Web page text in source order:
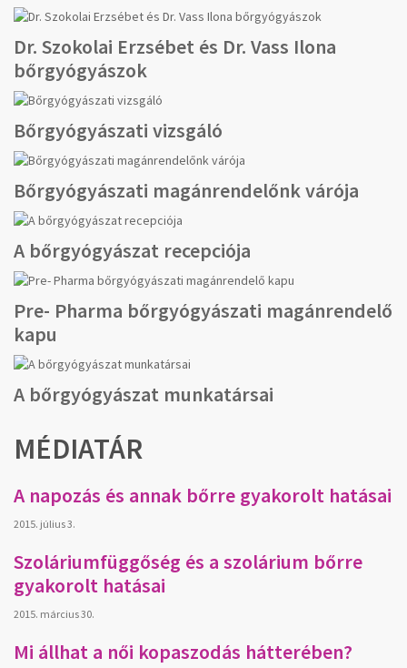
Dr. Szokolai Erzsébet és Dr. Vass Ilona
bőrgyógyászok
Bőrgyógyászati vizsgáló
Bőrgyógyászati magánrendelőnk várója
A bőrgyógyászat recepciója
Pre- Pharma bőrgyógyászati magánrendelő
kapu
A bőrgyógyászat munkatársai
MÉDIATÁR
A napozás és annak bőrre gyakorolt hatásai
2015. július 3.
Szoláriumfüggőség és a szolárium bőrre
gyakorolt hatásai
2015. március 30.
Mi állhat a női kopaszodás hátterében?